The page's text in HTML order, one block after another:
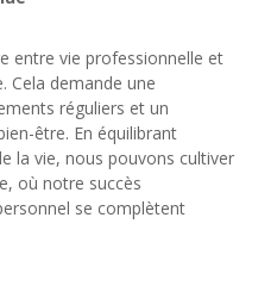
entre vie professionnelle et
Cela demande une
réguliers et un
être. En équilibrant
la vie, nous pouvons cultiver
où notre succès
se complètent